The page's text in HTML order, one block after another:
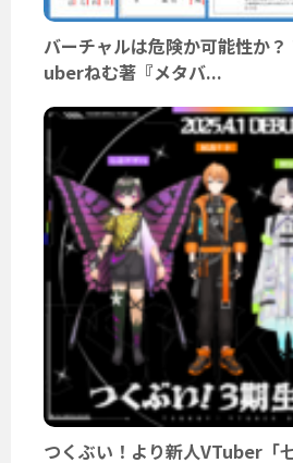
バーチャルは危険か可能性か
uberねむ著『メタバ...
つくぶい！より新人VTuber「